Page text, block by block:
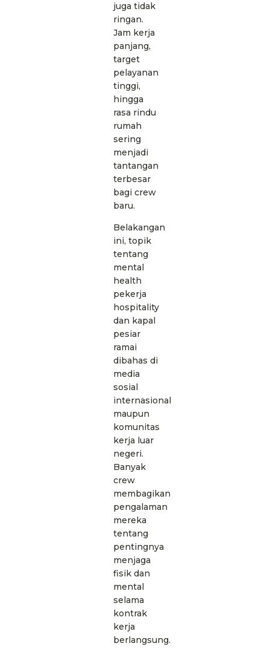
juga tidak
ringan.
Jam kerja
panjang,
target
pelayanan
tinggi,
hingga
rasa rindu
rumah
sering
menjadi
tantangan
terbesar
bagi crew
baru.
Belakangan
ini, topik
tentang
mental
health
pekerja
hospitality
dan kapal
pesiar
ramai
dibahas di
media
sosial
internasional
maupun
komunitas
kerja luar
negeri.
Banyak
crew
membagikan
pengalaman
mereka
tentang
pentingnya
menjaga
fisik dan
mental
selama
kontrak
kerja
berlangsung.